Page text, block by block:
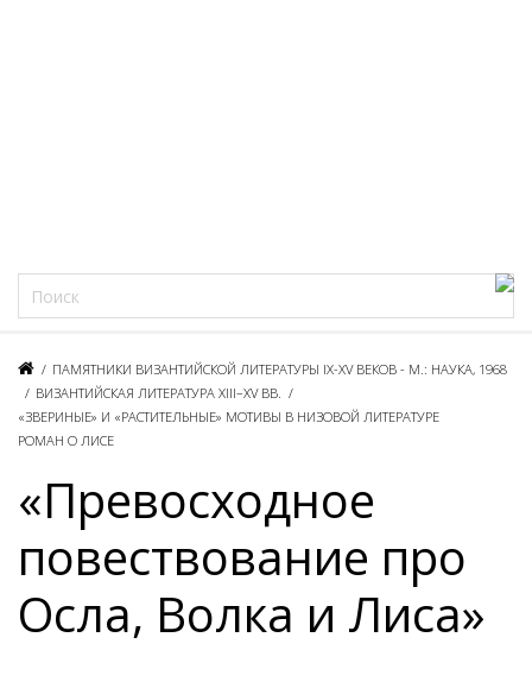
/ ПАМЯТНИКИ ВИЗАНТИЙСКОЙ ЛИТЕРАТУРЫ IX-XV ВЕКОВ - М.: НАУКА, 1968
/ ВИЗАНТИЙСКАЯ ЛИТЕРАТУРА XIII–XV ВВ. /
«ЗВЕРИНЫЕ» И «РАСТИТЕЛЬНЫЕ» МОТИВЫ В НИЗОВОЙ ЛИТЕРАТУРЕ
РОМАН О ЛИСЕ
«Превосходное
повествование про
Осла, Волка и Лиса»